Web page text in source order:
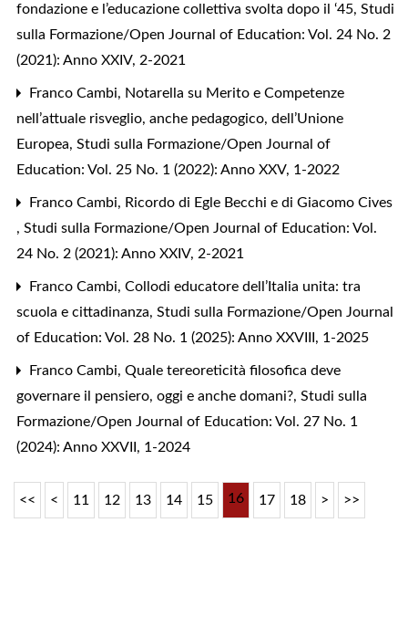
fondazione e l’educazione collettiva svolta dopo il ‘45, Studi
sulla Formazione/Open Journal of Education: Vol. 24 No. 2
(2021): Anno XXIV, 2-2021
Franco Cambi, Notarella su Merito e Competenze
nell’attuale risveglio, anche pedagogico, dell’Unione
Europea, Studi sulla Formazione/Open Journal of
Education: Vol. 25 No. 1 (2022): Anno XXV, 1-2022
Franco Cambi, Ricordo di Egle Becchi e di Giacomo Cives
, Studi sulla Formazione/Open Journal of Education: Vol.
24 No. 2 (2021): Anno XXIV, 2-2021
Franco Cambi, Collodi educatore dell’Italia unita: tra
scuola e cittadinanza, Studi sulla Formazione/Open Journal
of Education: Vol. 28 No. 1 (2025): Anno XXVIII, 1-2025
Franco Cambi, Quale tereoreticità filosofica deve
governare il pensiero, oggi e anche domani?, Studi sulla
Formazione/Open Journal of Education: Vol. 27 No. 1
(2024): Anno XXVII, 1-2024
<< < 11 12 13 14 15 16 17 18 > >>